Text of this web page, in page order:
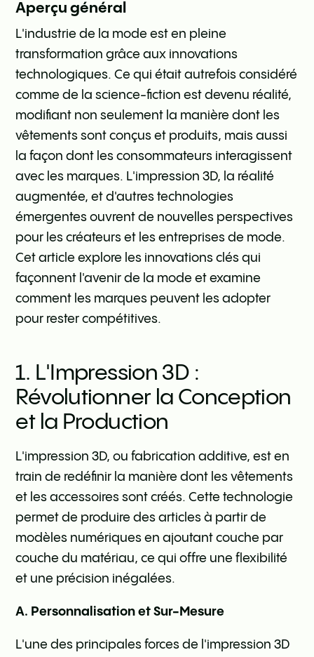
Aperçu général
L'industrie de la mode est en pleine
transformation grâce aux innovations
technologiques. Ce qui était autrefois considéré
comme de la science-fiction est devenu réalité,
modifiant non seulement la manière dont les
vêtements sont conçus et produits, mais aussi
la façon dont les consommateurs interagissent
avec les marques. L'impression 3D, la réalité
augmentée, et d'autres technologies
émergentes ouvrent de nouvelles perspectives
pour les créateurs et les entreprises de mode.
Cet article explore les innovations clés qui
façonnent l'avenir de la mode et examine
comment les marques peuvent les adopter
pour rester compétitives.
1. L'Impression 3D :
Révolutionner la Conception
et la Production
L'impression 3D, ou fabrication additive, est en
train de redéfinir la manière dont les vêtements
et les accessoires sont créés. Cette technologie
permet de produire des articles à partir de
modèles numériques en ajoutant couche par
couche du matériau, ce qui offre une flexibilité
et une précision inégalées.
A. Personnalisation et Sur-Mesure
L'une des principales forces de l'impression 3D